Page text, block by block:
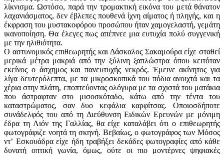
λίκνισμα. Ωστόσο, παρά την τρομακτική εικόνα του μετά θάνατον
λαχανιάσματος, δεν έβλεπες πουθενά ίχνη αίματος ή πληγής, και η
έκφραση του μυστακοφόρου προσώπου ήταν χαμογελαστή, γεμάτη
ικανοποίηση. Θα έλεγες πως απέπνεε μια ευτυχία πολύ συγγενική
με την ηλιθιότητα.
Ο αστυνομικός επιθεωρητής και Δάσκαλος Σακαμούρα είχε σταθεί
μερικά μέτρα μακριά από την ξύλινη ξαπλώστρα όπου κειτόταν
εκείνος ο άσχημος και πανευτυχής νεκρός. Έμεινε ακίνητος για
λίγα δευτερόλεπτα, με τα μικροσκοπικά του πόδια ανοιχτά και τα
χέρια στην πλάτη, εποπτεύοντας ολόγυρα με τα σχιστά του ματάκια
που άστραφταν στο μισοσκόταδο, κάτω από την τέντα του
καταστρώματος, σαν δυο κεφάλια καρφίτσας. Οποιοσδήποτε
συνάδελφός του από τη Διεύθυνση Ειδικών Ερευνών με μόνιμη
έδρα τη Λιόν της Γαλλίας, θα είχε καταλάβει ότι ο επιθεωρητής
φωτογράφιζε νοητά τη σκηνή. Βεβαίως, ο φωτογράφος των Μόσος
ντʼ Εσκουάδρα είχε ήδη τραβήξει δεκάδες φωτογραφίες από κάθε
δυνατή οπτική γωνία, όμως, ούτε οι πιο μοντέρνες ψηφιακές